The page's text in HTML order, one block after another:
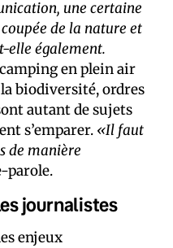
une certaine
de la nature et
elle également.
en plein air
biodiversité, ordres
autant de sujets
s’emparer. «Il faut
de manière
parole.
journalistes
enjeux